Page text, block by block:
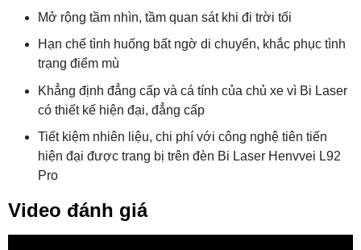
Mở rộng tầm nhìn, tầm quan sát khi đi trời tối
Hạn chế tình huống bất ngờ di chuyển, khắc phục tình
trạng điểm mù
Khẳng định đẳng cấp và cá tính của chủ xe vì Bi Laser
có thiết kế hiện đại, đẳng cấp
Tiết kiệm nhiên liệu, chi phí với công nghệ tiên tiến
hiện đại được trang bị trên đèn Bi Laser Henvvei L92
Pro
Video đánh giá